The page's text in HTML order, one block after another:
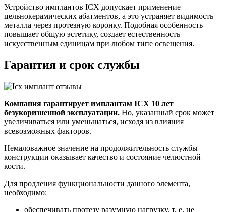
Устройство имплантов ICX допускает применение
цельнокерамических абатментов, а это устраняет видимость
металла через протезную коронку. Подобная особенность
повышает общую эстетику, создает естественность
искусственным единицам при любом типе освещения.
Гарантия и срок службы
Компания гарантирует имплантам ICX 10 лет
безукоризненной эксплуатации. Но, указанный срок может
увеличиваться или уменьшаться, исходя из влияния
всевозможных факторов.
Немаловажное значение на продолжительность службы
конструкции оказывает качество и состояние челюстной
кости.
Для продления функциональности данного элемента,
необходимо:
обеспечивать протезу разумную нагрузку, т. е. не